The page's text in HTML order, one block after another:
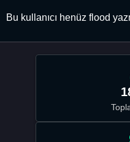
Bu kullanıcı henüz flood